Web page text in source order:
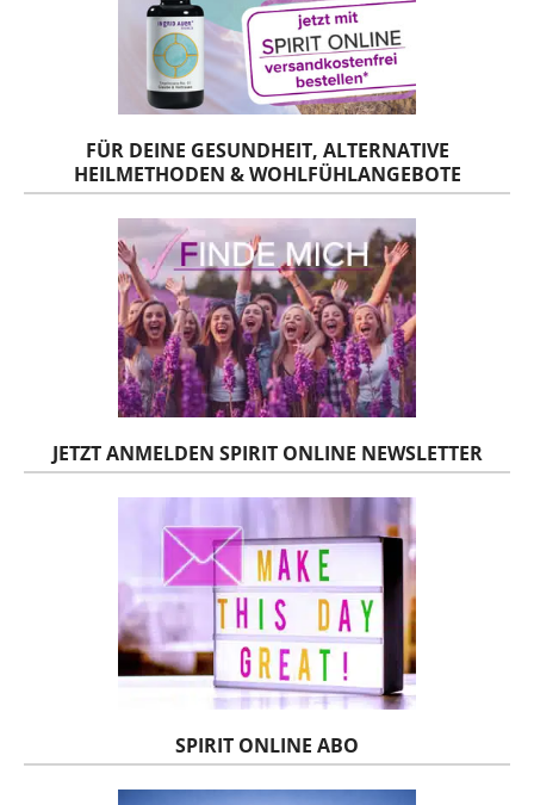
FÜR DEINE GESUNDHEIT, ALTERNATIVE
HEILMETHODEN & WOHLFÜHLANGEBOTE
JETZT ANMELDEN SPIRIT ONLINE NEWSLETTER
SPIRIT ONLINE ABO